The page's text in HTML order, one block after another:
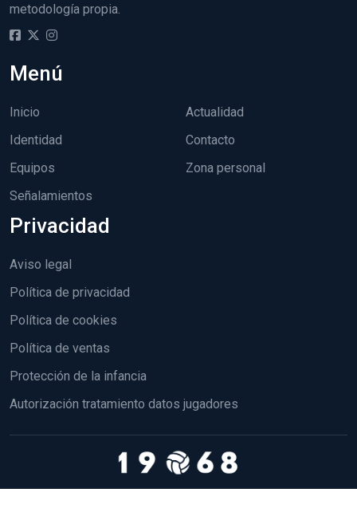
metodología propia.
Menú
Inicio
Identidad
Equipos
Señalamientos
Actualidad
Contacto
Zona personal
Privacidad
Aviso legal
Política de privacidad
Política de cookies
Política de ventas
Protección de la infancia
Autorización tratamiento datos jugadores
Copyright 2026 - MRM